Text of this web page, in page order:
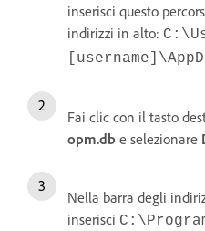
inserisci questo
indirizzi in alto:
Fai clic con il tasto
opm.db e selezionare
Nella barra degli
inserisci